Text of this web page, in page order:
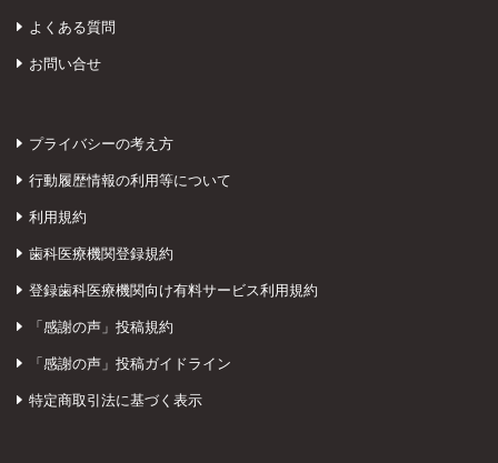
よくある質問
お問い合せ
プライバシーの考え方
行動履歴情報の利用等について
利用規約
歯科医療機関登録規約
登録歯科医療機関向け有料サービス利用規約
「感謝の声」投稿規約
「感謝の声」投稿ガイドライン
特定商取引法に基づく表示